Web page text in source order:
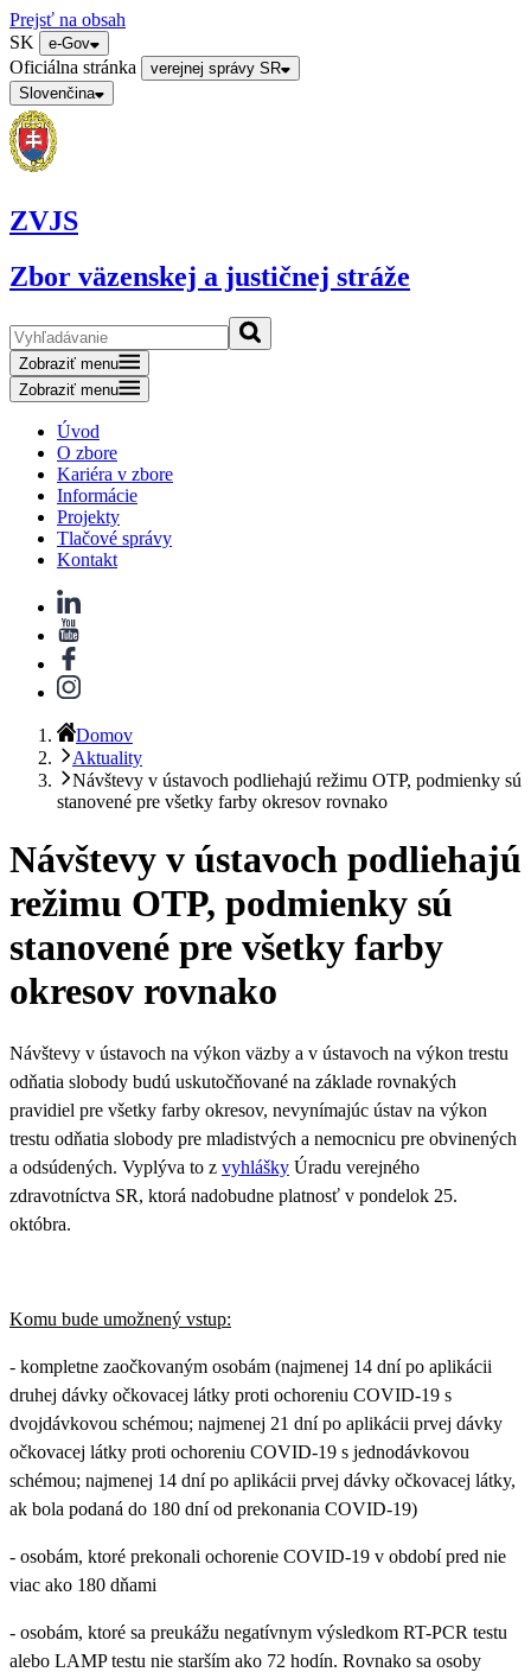
Prejsť na obsah
SK
e-Gov
Oficiálna stránka
verejnej správy SR
Slovenčina
ZVJS
Zbor väzenskej a justičnej stráže
Zobraziť menu
Zobraziť menu
Úvod
O zbore
Kariéra v zbore
Informácie
Projekty
Tlačové správy
Kontakt
Domov
Aktuality
Návštevy v ústavoch podliehajú režimu OTP, podmienky sú
stanovené pre všetky farby okresov rovnako
Návštevy v ústavoch podliehajú
režimu OTP, podmienky sú
stanovené pre všetky farby
okresov rovnako
Návštevy v ústavoch na výkon väzby a v ústavoch na výkon trestu
odňatia slobody budú uskutočňované na základe rovnakých
pravidiel pre všetky farby okresov, nevynímajúc ústav na výkon
trestu odňatia slobody pre mladistvých a nemocnicu pre obvinených
a odsúdených. Vyplýva to z vyhlášky Úradu verejného
zdravotníctva SR, ktorá nadobudne platnosť v pondelok 25.
októbra.
Komu bude umožnený vstup:
- kompletne zaočkovaným osobám (najmenej 14 dní po aplikácii
druhej dávky očkovacej látky proti ochoreniu COVID-19 s
dvojdávkovou schémou; najmenej 21 dní po aplikácii prvej dávky
očkovacej látky proti ochoreniu COVID-19 s jednodávkovou
schémou; najmenej 14 dní po aplikácii prvej dávky očkovacej látky,
ak bola podaná do 180 dní od prekonania COVID-19)
- osobám, ktoré prekonali ochorenie COVID-19 v období pred nie
viac ako 180 dňami
- osobám, ktoré sa preukážu negatívnym výsledkom RT-PCR testu
alebo LAMP testu nie starším ako 72 hodín. Rovnako sa osoby